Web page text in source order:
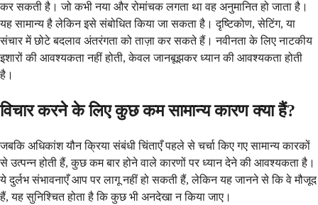
कर सकती है। जो कभी नया और रोमांचक लगता था वह अनुमानित हो जाता है।
यह सामान्य है लेकिन इसे संबोधित किया जा सकता है। दृष्टिकोण, सेटिंग, या
संचार में छोटे बदलाव अंतरंगता को ताज़ा कर सकते हैं। नवीनता के लिए नाटकीय
इशारों की आवश्यकता नहीं होती, केवल जानबूझकर ध्यान की आवश्यकता होती
है।
विचार करने के लिए कुछ कम सामान्य कारण क्या हैं?
जबकि अधिकांश यौन क्रिया संबंधी चिंताएँ पहले से चर्चा किए गए सामान्य कारकों
से उत्पन्न होती हैं, कुछ कम बार होने वाले कारणों पर ध्यान देने की आवश्यकता है।
ये दुर्लभ संभावनाएँ आप पर लागू नहीं हो सकती हैं, लेकिन यह जानने से कि वे मौजूद
हैं, यह सुनिश्चित होता है कि कुछ भी अनदेखा न किया जाए।